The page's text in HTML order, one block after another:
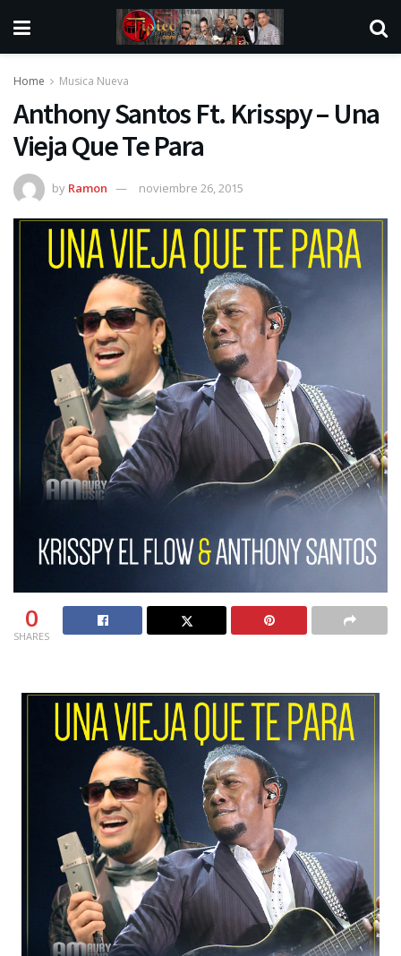
Home Musica Nueva
Anthony Santos Ft. Krisspy – Una
Vieja Que Te Para
by Ramon noviembre 26, 2015
0
SHARES